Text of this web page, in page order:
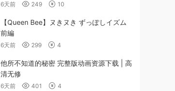
6天前 249 10
【Queen Bee】ヌきヌき ずっぽしイズム
前編
6天前 299 4
他所不知道的秘密 完整版动画资源下载 | 高
清无修
6天前 401 4